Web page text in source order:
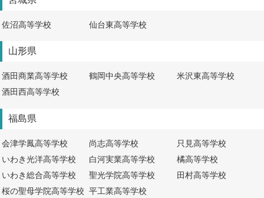
佐沼高等学校 仙台東高等学校
山形県
酒田商業高等学校 鶴岡中央高等学校
米沢東高等学校
酒田西高等学校
福島県
会津学鳳高等学校 尚志高等学校
只見高等学校
いわき光洋高等学校
白河実業高等学校
橘高等学校
いわき総合高等学校
聖光学院高等学校
田村高等学校
桜の聖母学院高等学校 平工業高等学校